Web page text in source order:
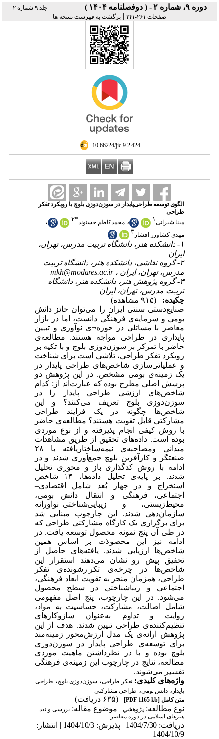
دوره ۹، شماره ۲ - ( دوفصلنامه ۱۴۰۴ )
جلد ۹ شماره ۲
صفحات ۲۶۱-۲۴۱
| برگشت به فهرست نسخه ها
‎ 10.66224/jic.9.2.424
الگوی توسعه طراحی‌پایدار در سوزن‌دوزی بلوچ با رویکرد تفکر‌
طراحی
مینا شیرانی۱ ، محمدکاظم حسنوند*۲ ،
مهدی کشاورز افشار ۳
۱- دانشکده‌ هنر، دانشگاه تربیت مدرس، تهران،
ایران
۲- گروه نقاشی، دانشکده‌ هنر، دانشگاه تربیت
مدرس، تهران، ایران ،mkh@modares.ac.ir
۳- گروه پژوهش هنر، دانشکده‌ هنر، دانشگاه
تربیت مدرس، تهران، ایران
چکیده:
(۹۱۵ مشاهده)
صنایع‌دستی سنتی ایران را می‌توان حائز دانش
بومی و سرمایه‌ی فرهنگی‌ دانست، اما در بازار
معاصر با مسائلی در حوزه¬ی نوآوری و تبیین
پایداری در طراحی مواجه هستند. مطالعه‌ی
حاضر با تمرکز بر سوزن‌دوزی بلوچ و با تکیه بر
رویکرد تفکر طراحی، تلاشی است برای شناخت
و عملیاتی‌سازی شاخص‌های طراحی پایدار در
یک زمینه‌ی بومی مشخص. در این پژوهش دو
پرسش اصلی مطرح بوده که عبارت‌اند از: کدام
شاخص‌های ارزشی طراحی پایدار را در
سوزن‌دوزی بلوچ تعریف می‌کنند؟ و این
شاخص‌ها چگونه در یک فرایند طراحی
مشارکتی قابل تقویت‌ هستند؟ مطالعه‌ی حاضر
با روش کیفی انجام پذیرفته و از نوع موردی
بوده است. داده‌های تحقیق از طریق مشاهدات
میدانی ومصاحبه‌ی نیمه‌ساختاریافته با ۲۸
صنعتگر و کارآفرین بلوچ جمع‌آوری شدند و در
ادامه با روش کدگذاری باز و محوری تحلیل
شدند. بر پایه‌ی تحلیل داده‌ها، ۱۴ شاخص
استخراج و در چهار بُعد شامل اقتصادی–
اجتماعی، فرهنگی و انتقال دانش بومی،
محیط‌زیستی، و زیبایی‌شناختی–نوآورانه
سازمان‌دهی شدند. این چارچوب مبنایی شد
برای برگزاری یک کارگاه مشارکتی طراحی که
در طی آن پنج نمونه محصول توسعه یافت. در
ادامه نیز این محصولات بر اساس همین
شاخص‌ها ارزیابی شدند. یافته‌های حاصل از
تحقیق پیش رو نشان می‌دهند استقرار این
شاخص‌ها در چرخه‌ی تکرارشونده‌ی تفکر
طراحی، همزمان منجر به تقویت ابعاد فرهنگی،
اجتماعی و زیباشناختی در سطح محصول
می‌شود. در این چارچوب، پنج اصل مفهومی
شامل اصالت، مشارکت، حساسیت به مواد،
روایت و تداوم به‌عنوان سازوکارهای
تنظیم‌کننده‌ی طراحی تبیین شدند. هدف از این
پژوهش ارائه‌ی یک مدل ارزش‌محور زمینه‌مند
برای توسعه‌ی طراحی پایدار در سوزن‌دوزی
بلوچ بوده و با در نظرداشتن ماهیت موردی
مطالعه، نتایج در چارچوب این زمینه‌ی فرهنگی
تفسیر می‌شوند.
واژه‌های کلیدی: تفکر طراحی، سوزن‌دوزی بلوچ، طراحی
پایدار ، دانش بومی، طراحی مشارکتی
متن کامل[PDF 1165 kb]
(۶۳۵ دریافت)
نوع مطالعه: پژوهشي| موضوع مقاله: بررسی و نقد
هنرهای اسلامی در دوره معاصر
دریافت: 1404/7/30 | پذیرش: 1404/10/3 | انتشار:
1404/10/9